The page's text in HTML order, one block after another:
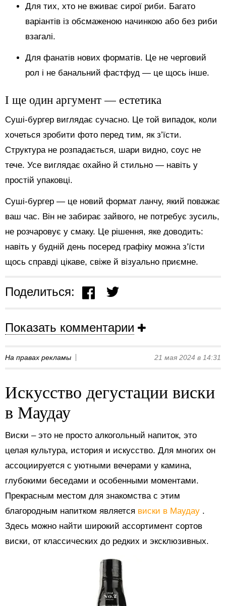
Для тих, хто не вживає сирої риби. Багато
варіантів із обсмаженою начинкою або без риби
взагалі.
Для фанатів нових форматів. Це не черговий
рол і не банальний фастфуд — це щось інше.
І ще один аргумент — естетика
Суші-бургер виглядає сучасно. Це той випадок, коли
хочеться зробити фото перед тим, як з’їсти.
Структура не розпадається, шари видно, соус не
тече. Усе виглядає охайно й стильно — навіть у
простій упаковці.
Суші-бургер — це новий формат ланчу, який поважає
ваш час. Він не забирає зайвого, не потребує зусиль,
не розчаровує у смаку. Це рішення, яке доводить:
навіть у будній день посеред графіку можна з’їсти
щось справді цікаве, свіже й візуально приємне.
Поделиться:
Показать комментарии
На правах рекламы 21 мая 2024 в 14:31
Искусство дегустации виски
в Маудау
Виски – это не просто алкогольный напиток, это
целая культура, история и искусство. Для многих он
ассоциируется с уютными вечерами у камина,
глубокими беседами и особенными моментами.
Прекрасным местом для знакомства с этим
благородным напитком является виски в Маудау .
Здесь можно найти широкий ассортимент сортов
виски, от классических до редких и эксклюзивных.